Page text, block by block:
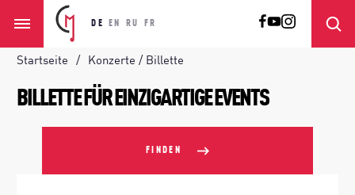
DE EN RU FR
Startseite Konzerte / Billette
BILLETTE FÜR EINZIGARTIGE EVENTS
FINDEN